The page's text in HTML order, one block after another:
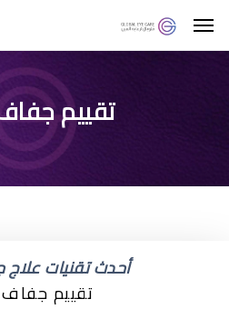
تقييم
أحدث تقنيات
تقييم جفاف